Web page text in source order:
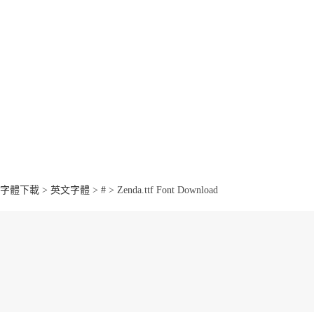
字體下載 > 英文字體 > # > Zenda.ttf Font Download